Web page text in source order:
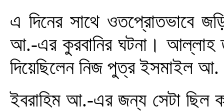
এ দিনের সাথে ওতপ্রোতভাবে
আ.-এর কুরবানির ঘটনা। আল্লাহ
দিয়েছিলেন নিজ পুত্র ইসমাইল
ইবরাহিম আ.-এর জন্য সেটা ছিল